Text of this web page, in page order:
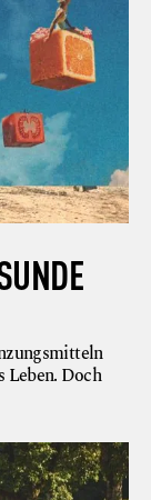
Leben. Doch